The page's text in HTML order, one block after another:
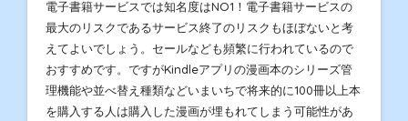
電子書籍サービスでは知名度はNO1！電子書籍サービスの
最大のリスクであるサービス終了のリスクもほぼないと考
えてよいでしょう。セールなども頻繁に行われているので
おすすめです。ですがKindleアプリの漫画本のシリーズ管
理機能や並べ替え種類などいまいちで将来的に100冊以上本
を購入する人は購入した漫画が埋もれてしまう可能性があ